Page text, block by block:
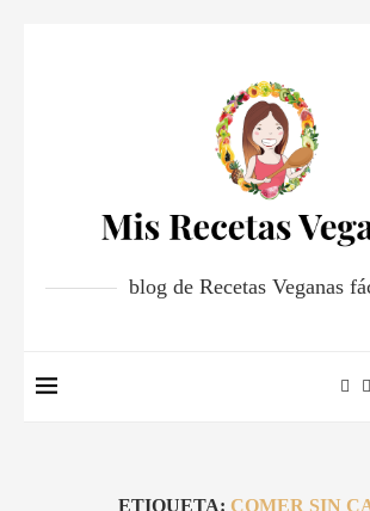
blog de Recetas Veganas
ETIQUETA: COMER SIN